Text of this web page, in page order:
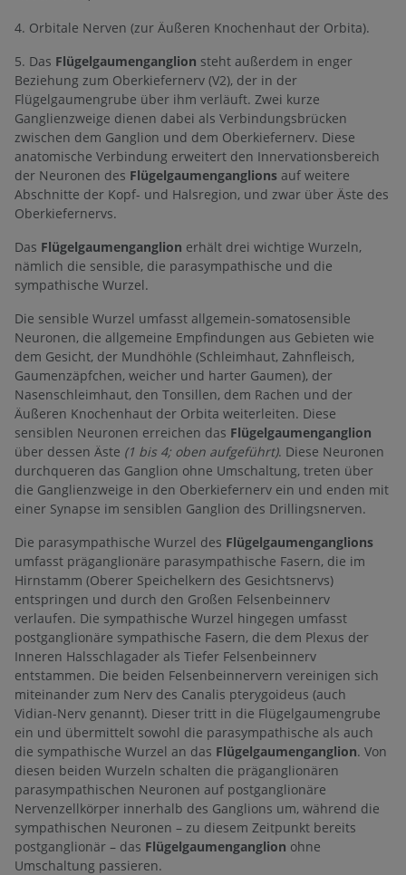
4. Orbitale Nerven (zur Äußeren Knochenhaut der Orbita).
5. Das Flügelgaumenganglion steht außerdem in enger
Beziehung zum Oberkiefernerv (V2), der in der
Flügelgaumengrube über ihm verläuft. Zwei kurze
Ganglienzweige dienen dabei als Verbindungsbrücken
zwischen dem Ganglion und dem Oberkiefernerv. Diese
anatomische Verbindung erweitert den Innervationsbereich
der Neuronen des Flügelgaumenganglions auf weitere
Abschnitte der Kopf- und Halsregion, und zwar über Äste des
Oberkiefernervs.
Das Flügelgaumenganglion erhält drei wichtige Wurzeln,
nämlich die sensible, die parasympathische und die
sympathische Wurzel.
Die sensible Wurzel umfasst allgemein-somatosensible
Neuronen, die allgemeine Empfindungen aus Gebieten wie
dem Gesicht, der Mundhöhle (Schleimhaut, Zahnfleisch,
Gaumenzäpfchen, weicher und harter Gaumen), der
Nasenschleimhaut, den Tonsillen, dem Rachen und der
Äußeren Knochenhaut der Orbita weiterleiten. Diese
sensiblen Neuronen erreichen das Flügelgaumenganglion
über dessen Äste (1 bis 4; oben aufgeführt). Diese Neuronen
durchqueren das Ganglion ohne Umschaltung, treten über
die Ganglienzweige in den Oberkiefernerv ein und enden mit
einer Synapse im sensiblen Ganglion des Drillingsnerven.
Die parasympathische Wurzel des Flügelgaumenganglions
umfasst präganglionäre parasympathische Fasern, die im
Hirnstamm (Oberer Speichelkern des Gesichtsnervs)
entspringen und durch den Großen Felsenbeinnerv
verlaufen. Die sympathische Wurzel hingegen umfasst
postganglionäre sympathische Fasern, die dem Plexus der
Inneren Halsschlagader als Tiefer Felsenbeinnerv
entstammen. Die beiden Felsenbeinnervern vereinigen sich
miteinander zum Nerv des Canalis pterygoideus (auch
Vidian-Nerv genannt). Dieser tritt in die Flügelgaumengrube
ein und übermittelt sowohl die parasympathische als auch
die sympathische Wurzel an das Flügelgaumenganglion. Von
diesen beiden Wurzeln schalten die präganglionären
parasympathischen Neuronen auf postganglionäre
Nervenzellkörper innerhalb des Ganglions um, während die
sympathischen Neuronen – zu diesem Zeitpunkt bereits
postganglionär – das Flügelgaumenganglion ohne
Umschaltung passieren.